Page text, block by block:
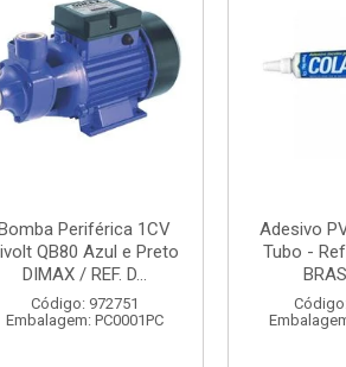
Periférica 1CV
QB80 Azul e Preto
DIMAX / REF. D...
Código: 972751
Embalagem: PC0001PC
Adesivo
Tubo -